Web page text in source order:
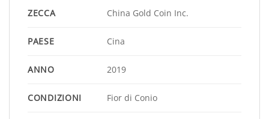
ZECCA China Gold Coin Inc.
PAESE Cina
ANNO 2019
CONDIZIONI Fior di Conio